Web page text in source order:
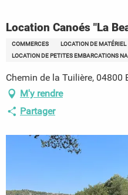
Location Canoés "La
COMMERCES
LOCATION DE MATÉRIEL
LOCATION DE PETITES EMBARCATIONS
Chemin de la Tuilière, 04800
M'y rendre
Partager